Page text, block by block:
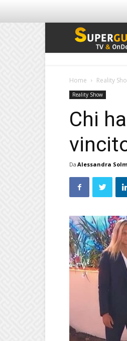
Home Reality
Reality Show
Chi
Da Alessandra